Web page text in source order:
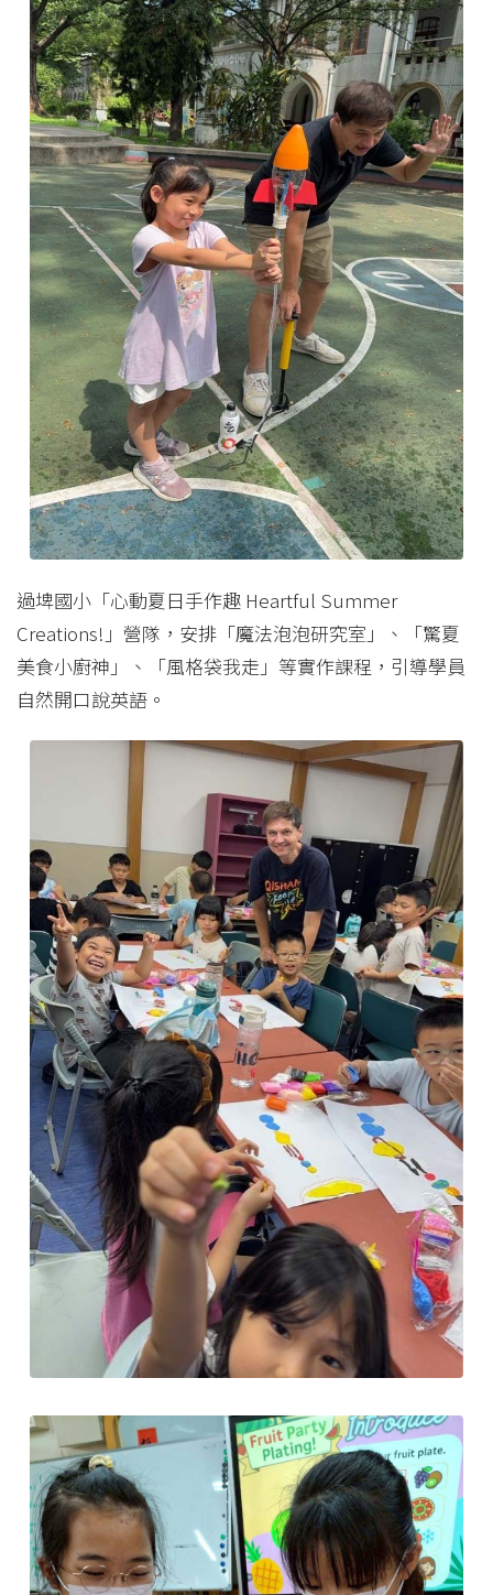
過埤國小「心動夏日手作趣 Heartful Summer
Creations!」營隊，安排「魔法泡泡研究室」、「驚夏
美食小廚神」、「風格袋我走」等實作課程，引導學員
自然開口說英語。